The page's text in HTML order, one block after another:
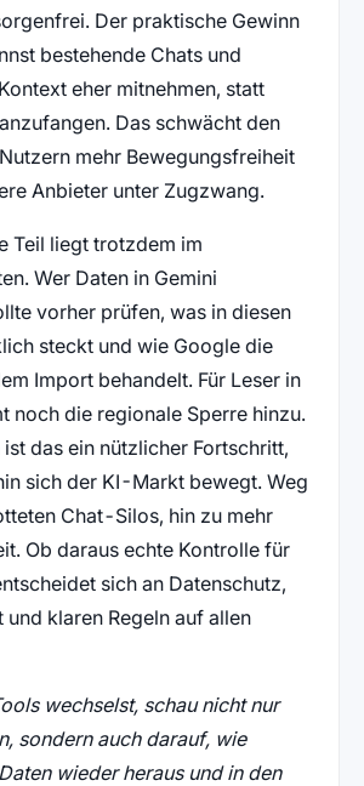
Der praktische Gewinn
bestehende Chats und
eher mitnehmen, statt
Das schwächt den
mehr Bewegungsfreiheit
Anbieter unter Zugzwang.
Teil liegt trotzdem im
Wer Daten in Gemini
vorher prüfen, was in diesen
steckt und wie Google die
Import behandelt. Für Leser in
noch die regionale Sperre hinzu.
das ein nützlicher Fortschritt,
sich der KI-Markt bewegt. Weg
Chat-Silos, hin zu mehr
Ob daraus echte Kontrolle für
sich an Datenschutz,
klaren Regeln auf allen
wechselst, schau nicht nur
sondern auch darauf, wie
wieder heraus und in den